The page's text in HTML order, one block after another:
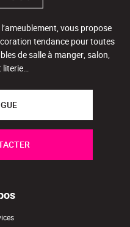
vous propose
tendance pour toutes
de salle à manger, salon,
literie…